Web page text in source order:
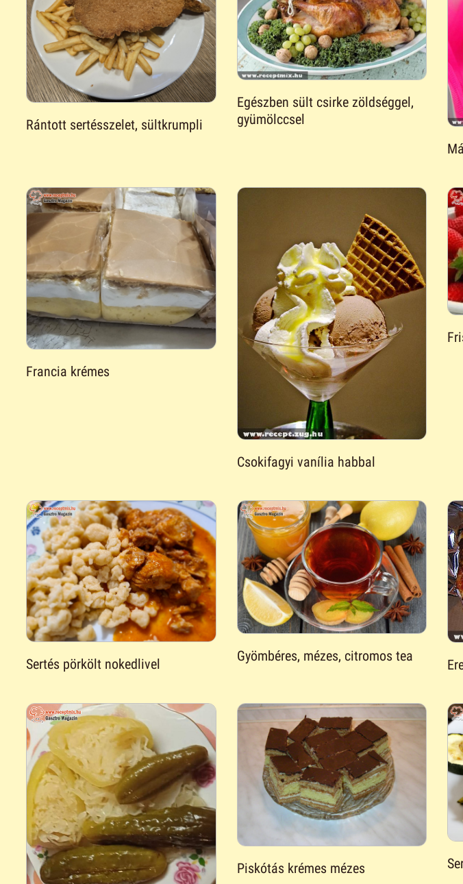
Rántott sertésszelet, sültkrumpli
Egészben sült csirke zöldséggel,
gyümölccsel
Francia krémes
Csokifagyi vanília habbal
Sertés pörkölt nokedlivel Gyömbéres, mézes, citromos tea
Piskótás krémes mézes